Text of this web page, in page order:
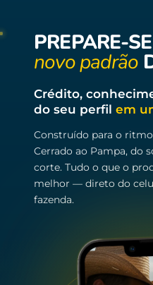
PREPARE-
novo padrão
Crédito,
do seu perfil em
Construído para o
Cerrado ao Pampa, do
corte. Tudo o que o
melhor — direto do
fazenda.